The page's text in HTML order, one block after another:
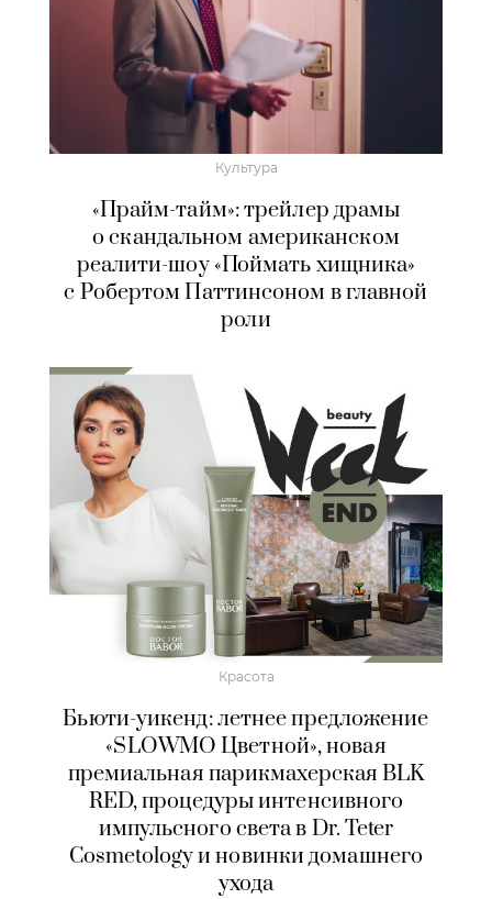
Культура
«Прайм-тайм»: трейлер драмы
о скандальном американском
реалити-шоу «Поймать хищника»
с Робертом Паттинсоном в главной
роли
Красота
Бьюти-уикенд: летнее предложение
«SLOWMO Цветной», новая
премиальная парикмахерская BLK
RED, процедуры интенсивного
импульсного света в Dr. Teter
Cosmetology и новинки домашнего
ухода